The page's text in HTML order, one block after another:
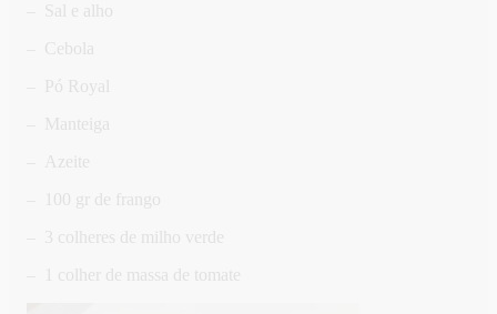
– Sal e alho
– Cebola
– Pó Royal
– Manteiga
– Azeite
– 100 gr de frango
– 3 colheres de milho verde
– 1 colher de massa de tomate